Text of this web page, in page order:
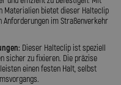
Materialien bietet dieser Halteclip
Anforderungen im Straßenverkehr
Dieser Halteclip ist speziell
sicher zu fixieren. Die präzise
einen festen Halt, selbst